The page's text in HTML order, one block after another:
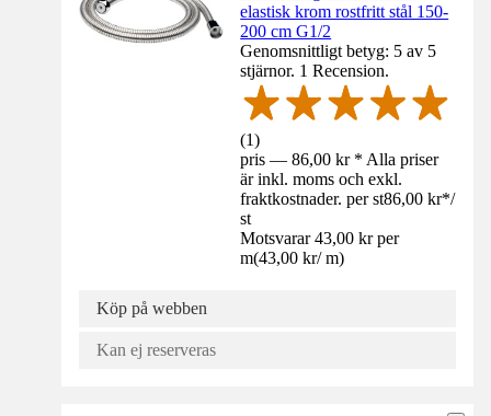
elastisk krom rostfritt stål 150-
200 cm G1/2
Genomsnittligt betyg: 5 av 5
stjärnor. 1 Recension.
(1)
pris — 86,00 kr * Alla priser
är inkl. moms och exkl.
fraktkostnader. per st86,00 kr*/
st
Motsvarar 43,00 kr per
m(43,00 kr/ m)
Köp på webben
Kan ej reserveras